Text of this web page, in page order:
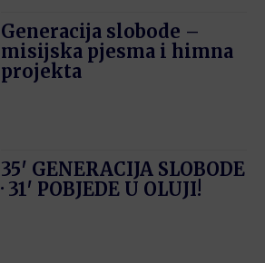
Generacija slobode –
misijska pjesma i himna
projekta
35′ GENERACIJA SLOBODE
· 31′ POBJEDE U OLUJI!